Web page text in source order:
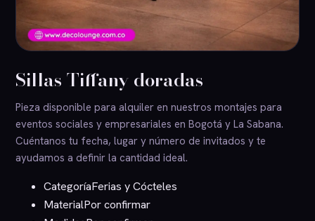
Sillas Tiffany doradas
Pieza disponible para alquiler en nuestros montajes para
eventos sociales y empresariales en Bogotá y La Sabana.
Cuéntanos tu fecha, lugar y número de invitados y te
ayudamos a definir la cantidad ideal.
CategoríaFerias y Cócteles
MaterialPor confirmar